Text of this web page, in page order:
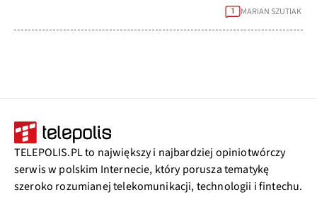
1 MARIAN SZUTIAK
TELEPOLIS.PL to największy i najbardziej opiniotwórczy
serwis w polskim Internecie, który porusza tematykę
szeroko rozumianej telekomunikacji, technologii i fintechu.